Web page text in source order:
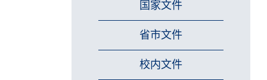
国家文件
省市文件
校内文件